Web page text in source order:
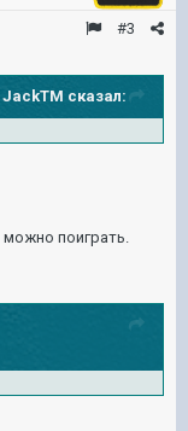
#3
JackTM сказал:
поиграть.